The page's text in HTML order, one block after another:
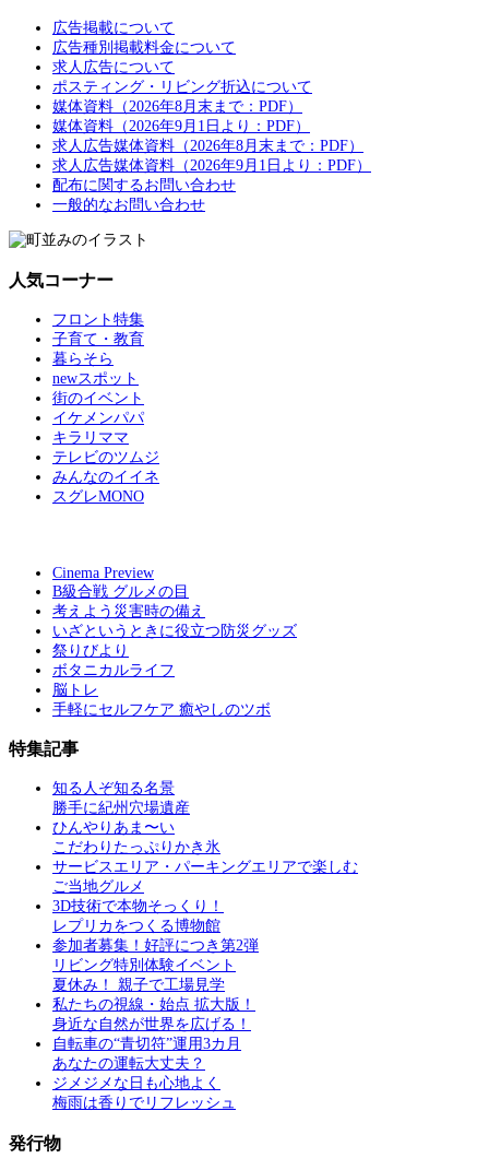
広告掲載について
広告種別掲載料金について
求人広告について
ポスティング・リビング折込について
媒体資料（2026年8月末まで：PDF）
媒体資料（2026年9月1日より：PDF）
求人広告媒体資料（2026年8月末まで：PDF）
求人広告媒体資料（2026年9月1日より：PDF）
配布に関するお問い合わせ
一般的なお問い合わせ
人気コーナー
フロント特集
子育て・教育
暮らそら
newスポット
街のイベント
イケメンパパ
キラリママ
テレビのツムジ
みんなのイイネ
スグレMONO
Cinema Preview
B級合戦 グルメの目
考えよう災害時の備え
いざというときに役立つ防災グッズ
祭りびより
ボタニカルライフ
脳トレ
手軽にセルフケア 癒やしのツボ
特集記事
知る人ぞ知る名景
勝手に紀州穴場遺産
ひんやりあま〜い
こだわりたっぷりかき氷
サービスエリア・パーキングエリアで楽しむ
ご当地グルメ
3D技術で本物そっくり！
レプリカをつくる博物館
参加者募集！好評につき第2弾
リビング特別体験イベント
夏休み！ 親子で工場見学
私たちの視線・始点 拡大版！
身近な自然が世界を広げる！
自転車の“青切符”運用3カ月
あなたの運転大丈夫？
ジメジメな日も心地よく
梅雨は香りでリフレッシュ
発行物